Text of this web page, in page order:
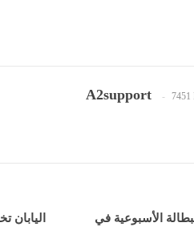
A2support 7451
الأسبوعية في